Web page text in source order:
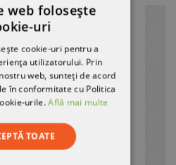
web folosește
uri
cookie-uri pentru a
utilizatorului. Prin
web, sunteți de acord
în conformitate cu Politica
urile.Află mai multe
TOATE